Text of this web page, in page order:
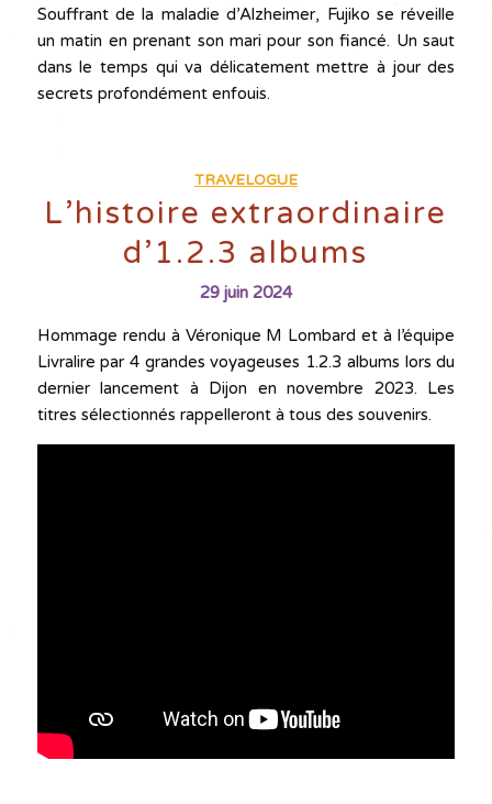
Souffrant de la maladie d’Alzheimer, Fujiko se réveille
un matin en prenant son mari pour son fiancé. Un saut
dans le temps qui va délicatement mettre à jour des
secrets profondément enfouis.
TRAVELOGUE
L’histoire extraordinaire
d’1.2.3 albums
29 juin 2024
Hommage rendu à Véronique M Lombard et à l’équipe
Livralire par 4 grandes voyageuses 1.2.3 albums lors du
dernier lancement à Dijon en novembre 2023. Les
titres sélectionnés rappelleront à tous des souvenirs.